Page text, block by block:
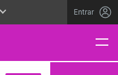
Entrar